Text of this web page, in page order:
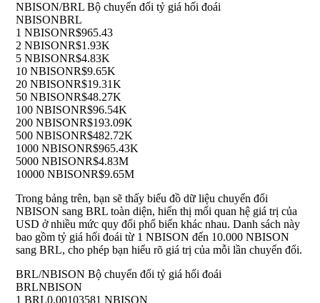
NBISON/BRL Bộ chuyển đổi tỷ giá hối đoái
NBISONBRL
1 NBISONR$965.43
2 NBISONR$1.93K
5 NBISONR$4.83K
10 NBISONR$9.65K
20 NBISONR$19.31K
50 NBISONR$48.27K
100 NBISONR$96.54K
200 NBISONR$193.09K
500 NBISONR$482.72K
1000 NBISONR$965.43K
5000 NBISONR$4.83M
10000 NBISONR$9.65M
Trong bảng trên, bạn sẽ thấy biểu đồ dữ liệu chuyển đổi
NBISON sang BRL toàn diện, hiển thị mối quan hệ giá trị của
USD ở nhiều mức quy đổi phổ biến khác nhau. Danh sách này
bao gồm tỷ giá hối đoái từ 1 NBISON đến 10.000 NBISON
sang BRL, cho phép bạn hiểu rõ giá trị của mỗi lần chuyển đổi.
BRL/NBISON Bộ chuyển đổi tỷ giá hối đoái
BRLNBISON
1 BRL0.00103581 NBISON